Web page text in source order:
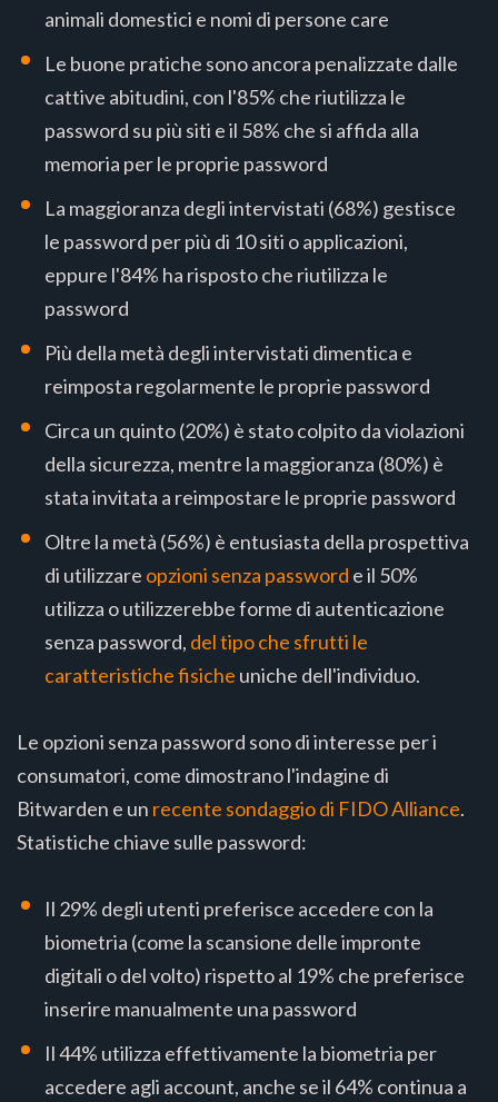
animali domestici e nomi di persone care
Le buone pratiche sono ancora penalizzate dalle
cattive abitudini, con l'85% che riutilizza le
password su più siti e il 58% che si affida alla
memoria per le proprie password
La maggioranza degli intervistati (68%) gestisce
le password per più di 10 siti o applicazioni,
eppure l'84% ha risposto che riutilizza le
password
Più della metà degli intervistati dimentica e
reimposta regolarmente le proprie password
Circa un quinto (20%) è stato colpito da violazioni
della sicurezza, mentre la maggioranza (80%) è
stata invitata a reimpostare le proprie password
Oltre la metà (56%) è entusiasta della prospettiva
di utilizzare opzioni senza password e il 50%
utilizza o utilizzerebbe forme di autenticazione
senza password, del tipo che sfrutti le
caratteristiche fisiche uniche dell'individuo.
Le opzioni senza password sono di interesse per i
consumatori, come dimostrano l'indagine di
Bitwarden e un recente sondaggio di FIDO Alliance.
Statistiche chiave sulle password:
Il 29% degli utenti preferisce accedere con la
biometria (come la scansione delle impronte
digitali o del volto) rispetto al 19% che preferisce
inserire manualmente una password
Il 44% utilizza effettivamente la biometria per
accedere agli account, anche se il 64% continua a